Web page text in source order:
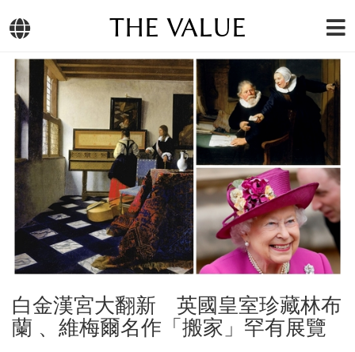
THE VALUE
白金漢宮大翻新 英國皇室珍藏林布
蘭 、維梅爾名作「搬家」罕有展覽